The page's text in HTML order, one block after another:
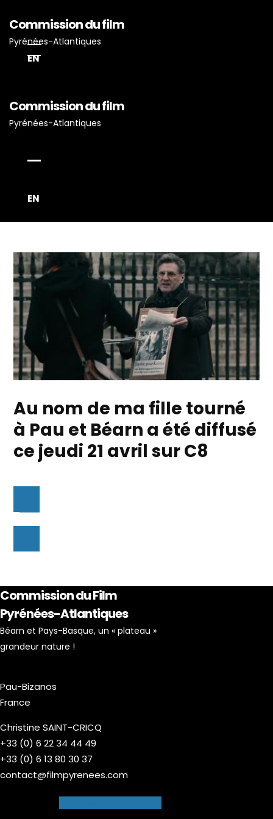
Commission du film
Pyrénées-Atlantiques
EN
Commission du film
Pyrénées-Atlantiques
EN
Actualités
Au nom de ma fille tourné
à Pau et Béarn a été diffusé
ce jeudi 21 avril sur C8
Commission du Film
Pyrénées-Atlantiques
Béarn et Pays-Basque, un « plateau »
grandeur nature !
Pau-Bizanos
France
Christine SAINT-CRICQ
+33 (0) 6 22 34 44 49
+33 (0) 6 13 80 30 37
contact@filmpyrenees.com